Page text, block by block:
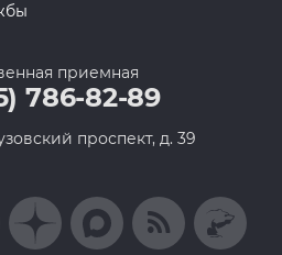
приемная
786-82-89
проспект, д. 39